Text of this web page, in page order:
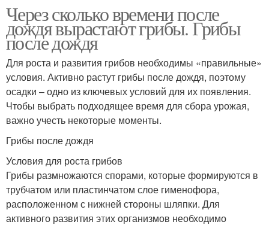
Через сколько времени после
дождя вырастают грибы. Грибы
после дождя
Для роста и развития грибов необходимы «правильные»
условия. Активно растут грибы после дождя, поэтому
осадки – одно из ключевых условий для их появления.
Чтобы выбрать подходящее время для сбора урожая,
важно учесть некоторые моменты.
Грибы после дождя
Условия для роста грибов
Грибы размножаются спорами, которые формируются в
трубчатом или пластинчатом слое гименофора,
расположенном с нижней стороны шляпки. Для
активного развития этих организмов необходимо